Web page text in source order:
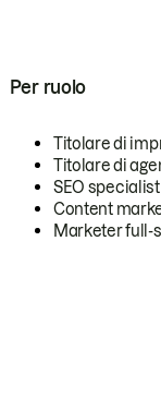
Per ruolo
Titolare di
Titolare di
SEO specialist
Content
Marketer full-